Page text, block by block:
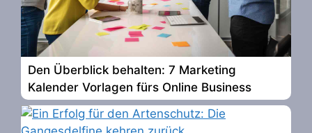
Den Überblick behalten: 7 Marketing
Kalender Vorlagen fürs Online Business